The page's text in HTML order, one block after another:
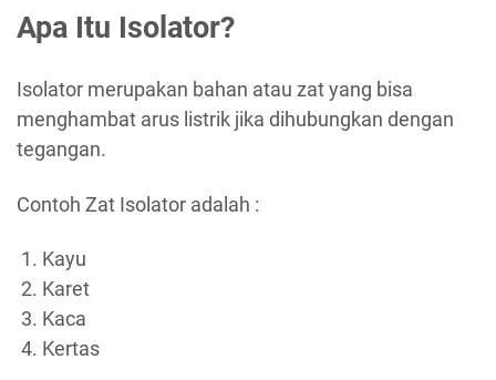
Apa Itu Isolator?
Isolator merupakan bahan atau zat yang bisa
menghambat arus listrik jika dihubungkan dengan
tegangan.
Contoh Zat Isolator adalah :
Kayu
Karet
Kaca
Kertas